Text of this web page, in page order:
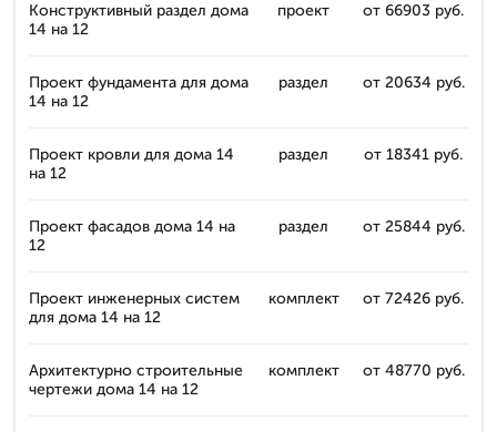
Конструктивный раздел дома
14 на 12
проект от 66903 руб.
Проект фундамента для дома
14 на 12
раздел от 20634 руб.
Проект кровли для дома 14
на 12
раздел от 18341 руб.
Проект фасадов дома 14 на
12
раздел от 25844 руб.
Проект инженерных систем
для дома 14 на 12
комплект от 72426 руб.
Архитектурно строительные
чертежи дома 14 на 12
комплект от 48770 руб.